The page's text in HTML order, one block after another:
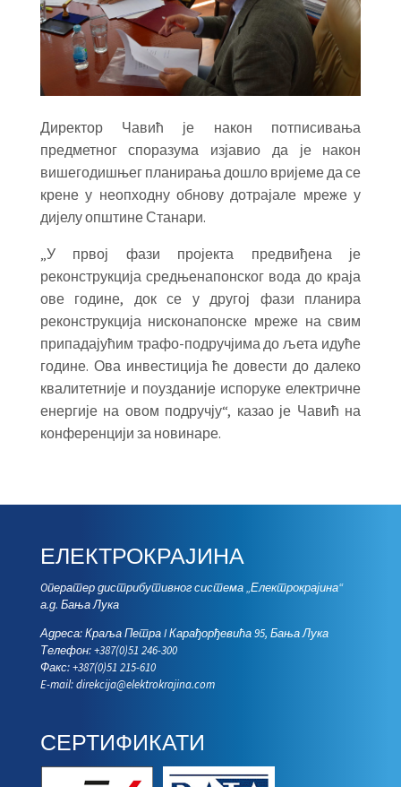
Директор Чавић је након потписивања
предметног споразума изјавио да је након
вишегодишњег планирања дошло вријеме да се
крене у неопходну обнову дотрајале мреже у
дијелу општине Станари.
„У првој фази пројекта предвиђена је
реконструкција средњенапонског вода до краја
ове године, док се у другој фази планира
реконструкција нисконапонске мреже на свим
припадајућим трафо-подручјима до љета идуће
године. Ова инвестиција ће довести до далеко
квалитетније и поузданије испоруке електричне
енергије на овом подручју“, казао је Чавић на
конференцији за новинаре.
ЕЛЕКТРОКРАЈИНА
Oператер дистрибутивног система „Електрокрајина“
а.д. Бања Лука
Адреса: Краља Петра I Карађорђевића 95, Бања Лука
Телефон: +387(0)51 246-300
Факс: +387(0)51 215-610
E-mail:direkcija@elektrokrajina.com
СЕРТИФИКАТИ